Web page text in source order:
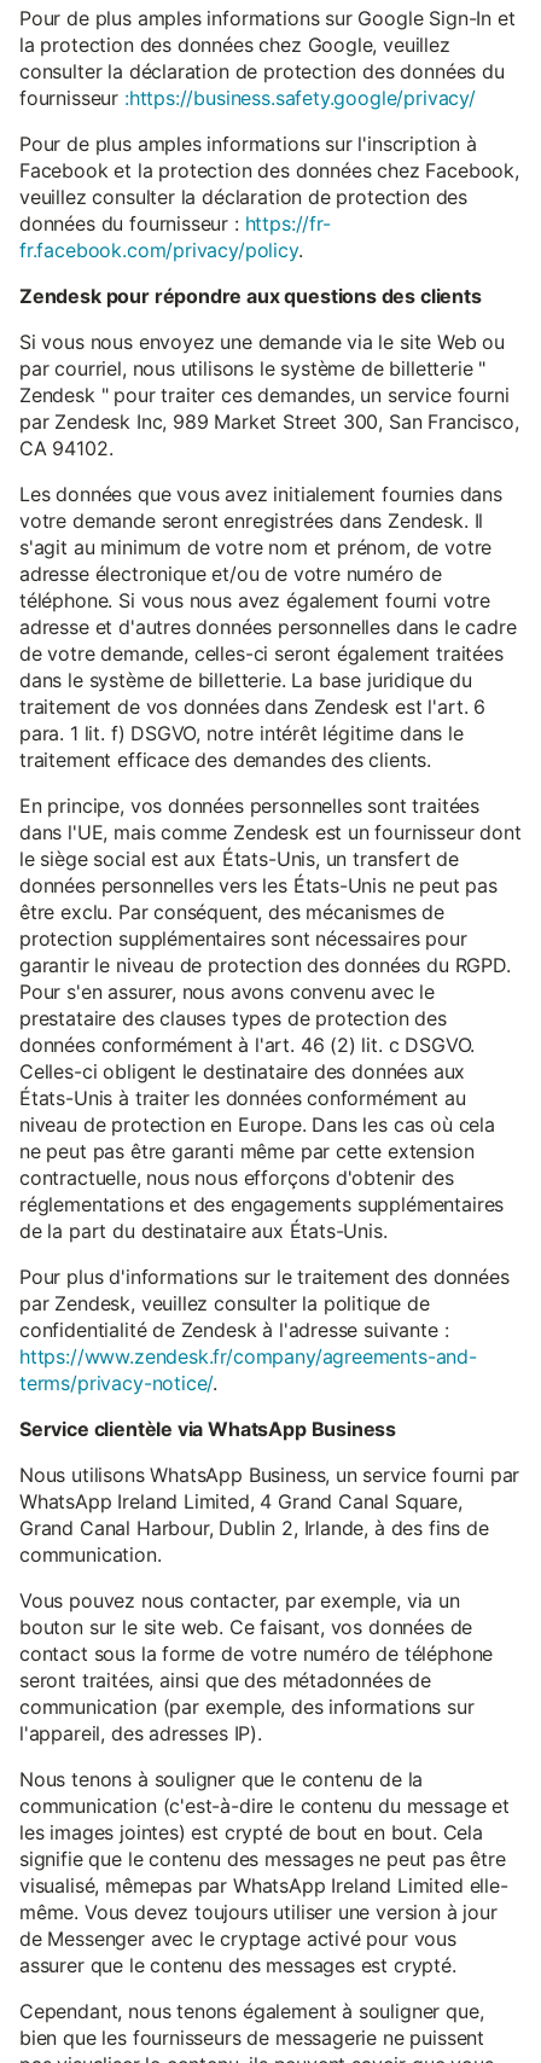
Pour de plus amples informations sur Google Sign-In et
la protection des données chez Google, veuillez
consulter la déclaration de protection des données du
fournisseur :https://business.safety.google/privacy/
Pour de plus amples informations sur l'inscription à
Facebook et la protection des données chez Facebook,
veuillez consulter la déclaration de protection des
données du fournisseur : https://fr-
fr.facebook.com/privacy/policy.
Zendesk pour répondre aux questions des clients
Si vous nous envoyez une demande via le site Web ou
par courriel, nous utilisons le système de billetterie "
Zendesk " pour traiter ces demandes, un service fourni
par Zendesk Inc, 989 Market Street 300, San Francisco,
CA 94102.
Les données que vous avez initialement fournies dans
votre demande seront enregistrées dans Zendesk. Il
s'agit au minimum de votre nom et prénom, de votre
adresse électronique et/ou de votre numéro de
téléphone. Si vous nous avez également fourni votre
adresse et d'autres données personnelles dans le cadre
de votre demande, celles-ci seront également traitées
dans le système de billetterie. La base juridique du
traitement de vos données dans Zendesk est l'art. 6
para. 1 lit. f) DSGVO, notre intérêt légitime dans le
traitement efficace des demandes des clients.
En principe, vos données personnelles sont traitées
dans l'UE, mais comme Zendesk est un fournisseur dont
le siège social est aux États-Unis, un transfert de
données personnelles vers les États-Unis ne peut pas
être exclu. Par conséquent, des mécanismes de
protection supplémentaires sont nécessaires pour
garantir le niveau de protection des données du RGPD.
Pour s'en assurer, nous avons convenu avec le
prestataire des clauses types de protection des
données conformément à l'art. 46 (2) lit. c DSGVO.
Celles-ci obligent le destinataire des données aux
États-Unis à traiter les données conformément au
niveau de protection en Europe. Dans les cas où cela
ne peut pas être garanti même par cette extension
contractuelle, nous nous efforçons d'obtenir des
réglementations et des engagements supplémentaires
de la part du destinataire aux États-Unis.
Pour plus d'informations sur le traitement des données
par Zendesk, veuillez consulter la politique de
confidentialité de Zendesk à l'adresse suivante :
https://www.zendesk.fr/company/agreements-and-
terms/privacy-notice/.
Service clientèle via WhatsApp Business
Nous utilisons WhatsApp Business, un service fourni par
WhatsApp Ireland Limited, 4 Grand Canal Square,
Grand Canal Harbour, Dublin 2, Irlande, à des fins de
communication.
Vous pouvez nous contacter, par exemple, via un
bouton sur le site web. Ce faisant, vos données de
contact sous la forme de votre numéro de téléphone
seront traitées, ainsi que des métadonnées de
communication (par exemple, des informations sur
l'appareil, des adresses IP).
Nous tenons à souligner que le contenu de la
communication (c'est-à-dire le contenu du message et
les images jointes) est crypté de bout en bout. Cela
signifie que le contenu des messages ne peut pas être
visualisé, mêmepas par WhatsApp Ireland Limited elle-
même. Vous devez toujours utiliser une version à jour
de Messenger avec le cryptage activé pour vous
assurer que le contenu des messages est crypté.
Cependant, nous tenons également à souligner que,
bien que les fournisseurs de messagerie ne puissent